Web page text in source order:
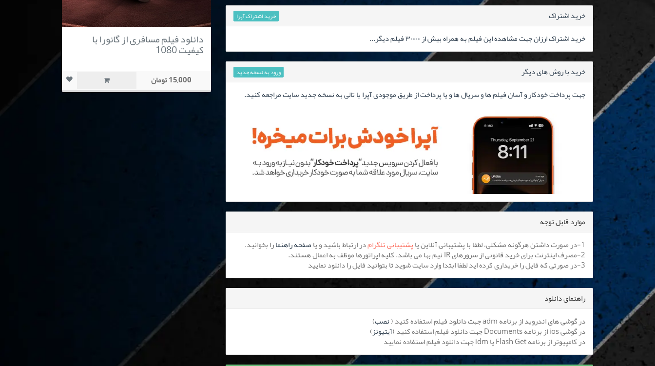
خرید اشتراک خرید اشتراک آپرا
خرید اشتراک ارزان جهت مشاهده این فیلم به همراه بیش از ۳۰۰۰۰ فیلم دیگر...
خرید با روش های دیگر ورود به نسخه جدید
جهت پرداخت خودکار و آسان فیلم ها و سریال ها و یا پرداخت از طریق موجودی آپرا یا تالی به نسخه جدید سایت مراجعه کنید.
موارد قابل توجه
1-در صورت داشتن هرگونه مشکلی، لطفا با پشتیبانی آنلاین یا
پشتیبانی تلگرامدر ارتباط باشید و یاصفحه راهنمارا بخوانید.
2-مصرف اینترنت برای خرید قانونی از سرورهای IR نیم بها می باشد. کلیه اپراتورها موظف به اعمال هستند.
3-در صورتی که فایل را خریداری کرده اید لطفا ابتدا وارد سایت شوید تا بتوانید فایل را دانلود نمایید
راهنمای دانلود
در گوشی های اندروید از برنامه adm جهت دانلود فیلم استفاده کنید (
نصب)
در گوشی ios از برنامه Documents جهت دانلود فیلم استفاده کنید ( آیتیونز)
در کامپیوتر از برنامه Flash Get یا idm جهت دانلود فیلم استفاده نمایید
دانلود فیلم مسافری از گانورا با
کیفیت 1080
15,000 تومان